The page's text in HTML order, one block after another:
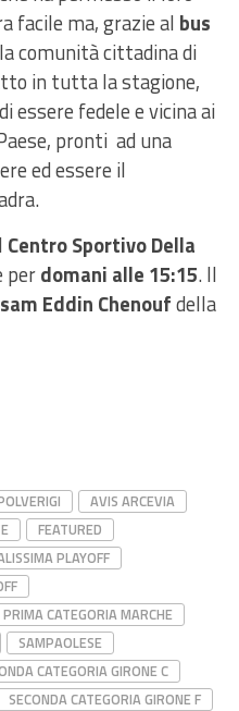
facile ma, grazie al bus
comunità cittadina di
in tutta la stagione,
essere fedele e vicina ai
pronti ad una
ed essere il
Centro Sportivo Della
perdomani alle 15:15. Il
Eddin Chenoufdella
AVIS ARCEVIA
FEATURED
PLAYOFF
PRIMA CATEGORIA MARCHE
SAMPAOLESE
CATEGORIA GIRONE C
SECONDA CATEGORIA GIRONE F